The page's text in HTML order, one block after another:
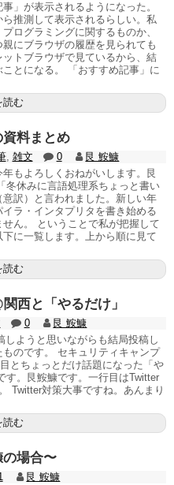
」が表示されるようになった。
推測して表示されるらしい。私
ログラミングに関するものか、
にブラウザの履歴を見られても
トブラウザで見ているから、結
とになる。 「おすすめ記事」に
読む
料まとめ
, 雑文 0
艮 鮟鱇
もよろしくおねがいします。艮
冬休みに言語処理系ちょっと書い
訳）と言われました。新しい年
ラ・インタプリタを書き始める
ん。 ということで私が把握して
に一覧します。上から順に見て
読む
西と「やるだけ」
0
艮 鮟鱇
しようと思いながらも結局投稿し
のです。 セキュリティキャンプ
とちょっとだけ話題になった「や
す。艮鮟鱇です。一行目はTwitter
Twitter対策大事ですね。あんまり
読む
場合〜
艮 鮟鱇